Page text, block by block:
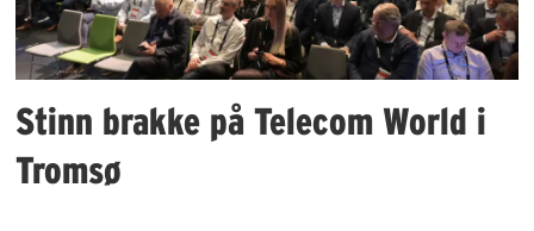
Stinn brakke på Telecom World i
Tromsø